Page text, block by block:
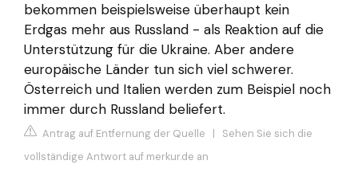
bekommen beispielsweise überhaupt kein
Erdgas mehr aus Russland - als Reaktion auf die
Unterstützung für die Ukraine. Aber andere
europäische Länder tun sich viel schwerer.
Österreich und Italien werden zum Beispiel noch
immer durch Russland beliefert.
Antrag auf Entfernung der Quelle | Sehen Sie sich die
vollständige Antwort auf merkur.de an